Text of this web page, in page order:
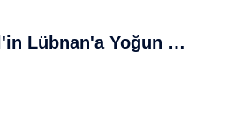
Hizbullah, İsrail'in Lübnan'a Yoğun Hava Saldırılarına Ateşkes Sadakatini Sürdürüyor